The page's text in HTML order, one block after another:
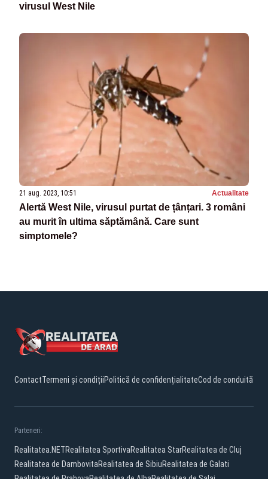
virusul West Nile
21 aug. 2023, 10:51 Actualitate
Alertă West Nile, virusul purtat de țânțari. 3 români
au murit în ultima săptămână. Care sunt
simptomele?
ContactTermeni și condițiiPolitică de confidențialitateCod de conduită
Parteneri:
Realitatea.NETRealitatea SportivaRealitatea StarRealitatea de Cluj
Realitatea de DambovitaRealitatea de SibiuRealitatea de Galati